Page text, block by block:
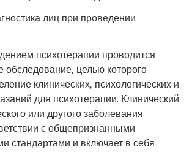
лиц при проведении
психотерапии проводится
обследование, целью которого
клинических, психологических и
для психотерапии. Клинический
или другого заболевания
с общепризнанными
стандартами и включает в себя